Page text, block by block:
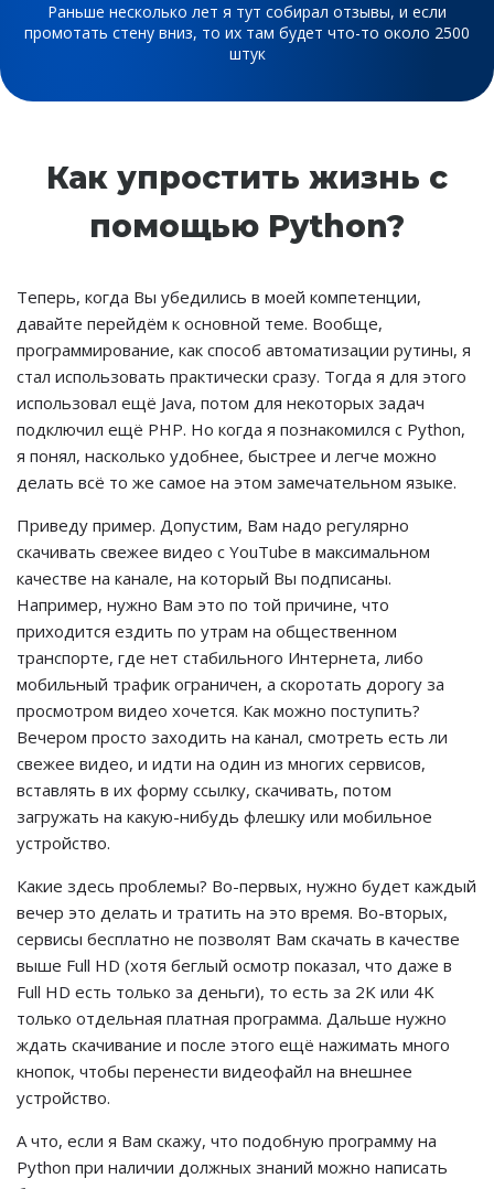
Раньше несколько лет я тут собирал отзывы, и если
промотать стену вниз, то их там будет что-то около 2500
штук
Как упростить жизнь с
помощью Python?
Теперь, когда Вы убедились в моей компетенции,
давайте перейдём к основной теме. Вообще,
программирование, как способ автоматизации рутины, я
стал использовать практически сразу. Тогда я для этого
использовал ещё Java, потом для некоторых задач
подключил ещё PHP. Но когда я познакомился с Python,
я понял, насколько удобнее, быстрее и легче можно
делать всё то же самое на этом замечательном языке.
Приведу пример. Допустим, Вам надо регулярно
скачивать свежее видео с YouTube в максимальном
качестве на канале, на который Вы подписаны.
Например, нужно Вам это по той причине, что
приходится ездить по утрам на общественном
транспорте, где нет стабильного Интернета, либо
мобильный трафик ограничен, а скоротать дорогу за
просмотром видео хочется. Как можно поступить?
Вечером просто заходить на канал, смотреть есть ли
свежее видео, и идти на один из многих сервисов,
вставлять в их форму ссылку, скачивать, потом
загружать на какую-нибудь флешку или мобильное
устройство.
Какие здесь проблемы? Во-первых, нужно будет каждый
вечер это делать и тратить на это время. Во-вторых,
сервисы бесплатно не позволят Вам скачать в качестве
выше Full HD (хотя беглый осмотр показал, что даже в
Full HD есть только за деньги), то есть за 2K или 4K
только отдельная платная программа. Дальше нужно
ждать скачивание и после этого ещё нажимать много
кнопок, чтобы перенести видеофайл на внешнее
устройство.
А что, если я Вам скажу, что подобную программу на
Python при наличии должных знаний можно написать